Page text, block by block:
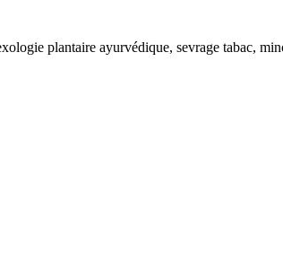
plantaire ayurvédique, sevrage tabac,